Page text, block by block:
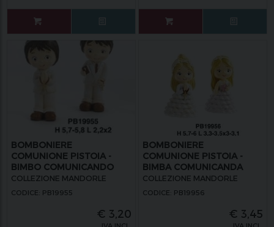
BOMBONIERE
COMUNIONE PISTOIA -
BIMBO COMUNICANDO
COLLEZIONE MANDORLE
CODICE: PB19955
€ 3,20
BOMBONIERE
COMUNIONE PISTOIA -
BIMBA COMUNICANDA
COLLEZIONE MANDORLE
CODICE: PB19956
€ 3,45